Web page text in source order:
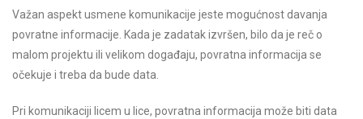
Važan aspekt usmene komunikacije jeste mogućnost davanja
povratne informacije. Kada je zadatak izvršen, bilo da je reč o
malom projektu ili velikom događaju, povratna informacija se
očekuje i treba da bude data.
Pri komunikaciji licem u lice, povratna informacija može biti data